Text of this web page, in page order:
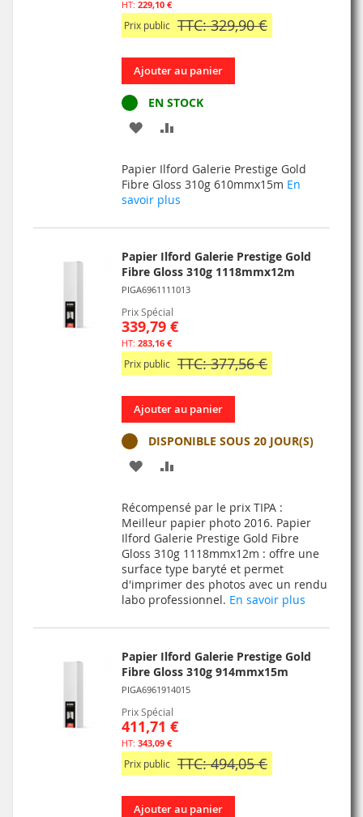
229,10 €
Prix public TTC: 329,90 €
Ajouter au panier
EN STOCK
AJOUTER
MA
LISTE
COMPARATEUR
Papier Ilford Galerie Prestige Gold
Fibre Gloss 310g 610mmx15m En
savoir plus
Papier Ilford Galerie Prestige Gold
Fibre Gloss 310g 1118mmx12m
PIGA6961111013
Prix Spécial
339,79 €
283,16 €
Prix public TTC: 377,56 €
Ajouter au panier
DISPONIBLE SOUS 20 JOUR(S)
AJOUTER
MA
LISTE
D’ENVIE
COMPARATEUR
Récompensé par le prix TIPA :
Meilleur papier photo 2016. Papier
Ilford Galerie Prestige Gold Fibre
Gloss 310g 1118mmx12m : offre une
surface type baryté et permet
d'imprimer des photos avec un rendu
labo professionnel. En savoir plus
Papier Ilford Galerie Prestige Gold
Fibre Gloss 310g 914mmx15m
PIGA6961914015
Prix Spécial
411,71 €
343,09 €
Prix public TTC: 494,05 €
Ajouter au panier